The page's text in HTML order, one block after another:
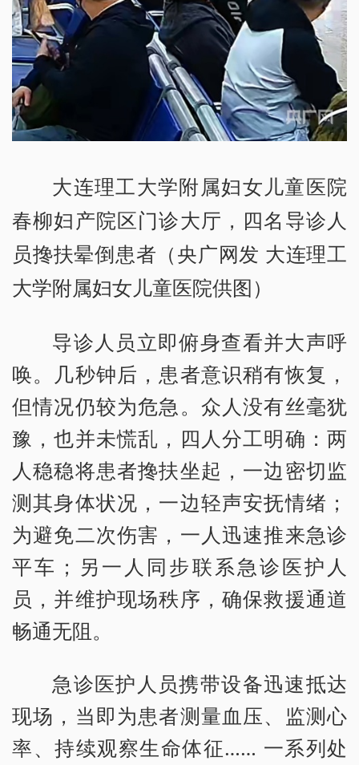
大连理工大学附属妇女儿童医院
春柳妇产院区门诊大厅，四名导诊人
员搀扶晕倒患者（央广网发 大连理工
大学附属妇女儿童医院供图）
导诊人员立即俯身查看并大声呼
唤。几秒钟后，患者意识稍有恢复，
但情况仍较为危急。众人没有丝毫犹
豫，也并未慌乱，四人分工明确：两
人稳稳将患者搀扶坐起，一边密切监
测其身体状况，一边轻声安抚情绪；
为避免二次伤害，一人迅速推来急诊
平车；另一人同步联系急诊医护人
员，并维护现场秩序，确保救援通道
畅通无阻。
急诊医护人员携带设备迅速抵达
现场，当即为患者测量血压、监测心
率、持续观察生命体征…… 一系列处